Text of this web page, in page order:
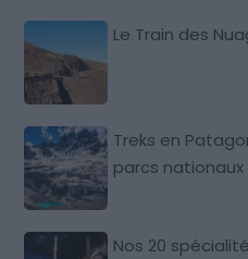
Le Train des
Treks en
parcs nationaux
Nos 20